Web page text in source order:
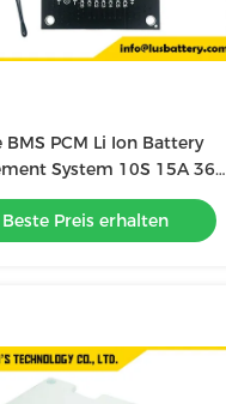
BMS PCM Li Ion Battery
System 10S 15A 36V
Beste Preis erhalten